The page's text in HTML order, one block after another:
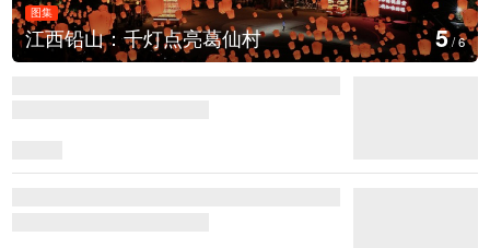
千灯点亮葛仙村
图集
上海：七
6/6